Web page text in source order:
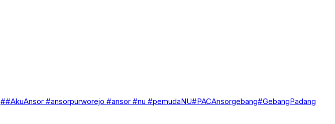
##AkuAnsor #ansorpurworejo #ansor #nu #pemudaNU#PACAnsorgebang#GebangPadang